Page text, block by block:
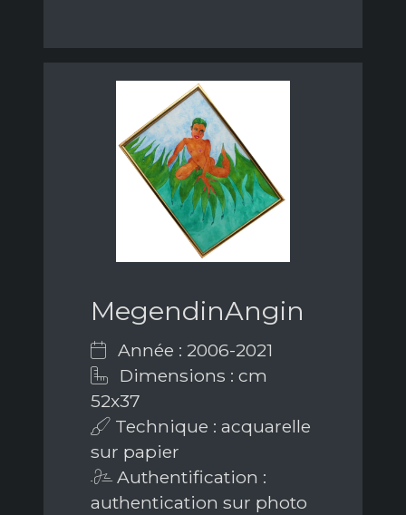
MegendinAngin
Année : 2006-2021
Dimensions : cm
52x37
Technique : acquarelle
sur papier
Authentification :
authentication sur photo